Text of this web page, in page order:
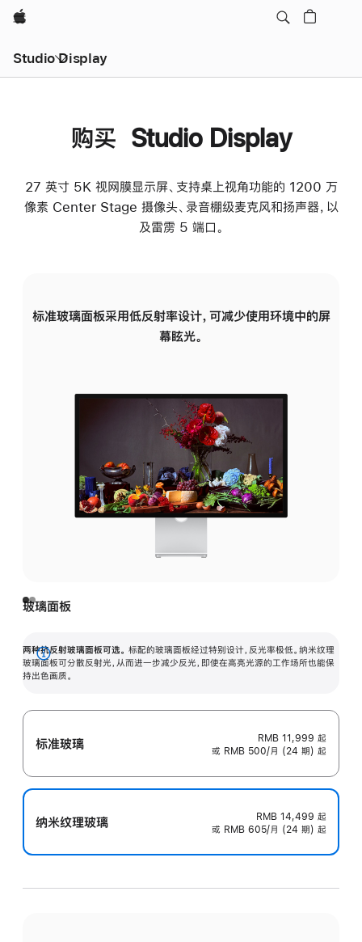
Apple
Studio Display
购买 Studio Display
27 英寸 5K 视网膜显示屏、支持桌上视角功能的 1200 万
像素 Center Stage 摄像头、录音棚级麦克风和扬声器，以
及雷雳 5 端口。
标准玻璃面板采用低反射率设计，可减少使用环境中的屏
幕眩光。
玻璃面板
两种抗反射玻璃面板可选。 标配的玻璃面板经过特别设计，反光率极低。纳米纹理
玻璃面板可分散反射光，从而进一步减少反光，即使在高亮光源的工作场所也能保
持出色画质。
展
开
标准玻璃 RMB 11,999 起
或 RMB 500/月 (24 期) 起
纳米纹理玻璃 RMB 14,499 起
或 RMB 605/月 (24 期) 起